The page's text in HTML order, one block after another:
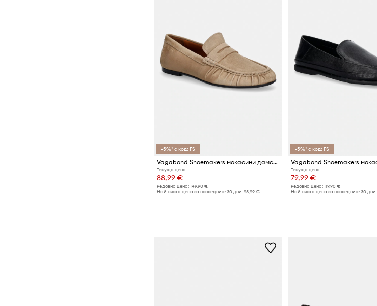
-5%* с код: FS
Vagabond Shoemakers мокасини дамски от велур ALEYA
Текуща цена:
88,99 €
Редовна цена: 149,90 €
Най-ниска цена за последните 30 дни: 93,99 €
-5%* с код: FS
Текуща цена:
79,99 €
Редовна цена: 119,90 €
Най-ниска цена за последните 30 дни: